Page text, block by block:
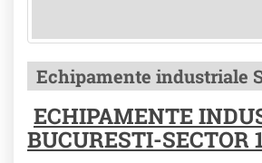
Echipamente industriale
ECHIPAMENTE
BUCURESTI-SECTOR